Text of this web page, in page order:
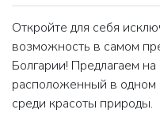
Откройте для себя
возможность в самом
Болгарии! Предлагаем
расположенный в
среди красоты природы.